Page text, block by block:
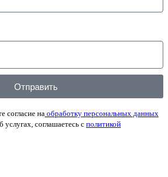
Отправить
согласие на обработку персональных данных
соглашаетесь с политикой